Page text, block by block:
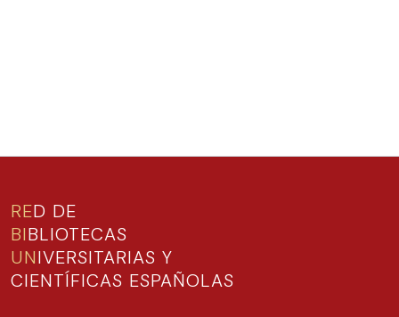
RED DE
BIBLIOTECAS
UNIVERSITARIAS Y
CIENTÍFICAS ESPAÑOLAS